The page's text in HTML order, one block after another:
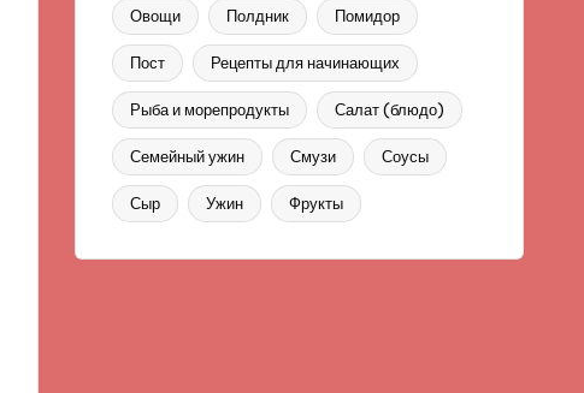
Овощи Полдник Помидор
Пост Рецепты для начинающих
Рыба и морепродукты Салат (блюдо)
Семейный ужин Смузи Соусы
Сыр Ужин Фрукты